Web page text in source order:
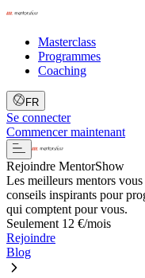
Masterclass
Programmes
Coaching
FR
Se connecter
Commencer maintenant
Rejoindre MentorShow
Les meilleurs mentors
conseils inspirants pour
qui comptent pour vous.
Seulement 12 €/mois
Rejoindre
Blog